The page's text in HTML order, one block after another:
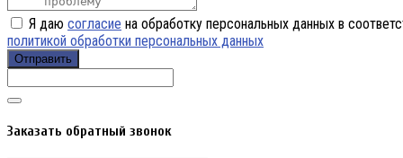
Я даю согласие на обработку персональных данных в
политикой обработки персональных данных
Отправить
Заказать обратный звонок